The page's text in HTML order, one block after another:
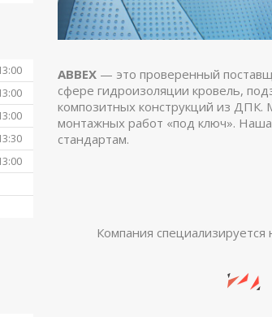
ABBEX — это проверенный
сфере гидроизоляции кровель,
композитных конструкций из ДПК.
монтажных работ «под ключ».
стандартам.
Компания